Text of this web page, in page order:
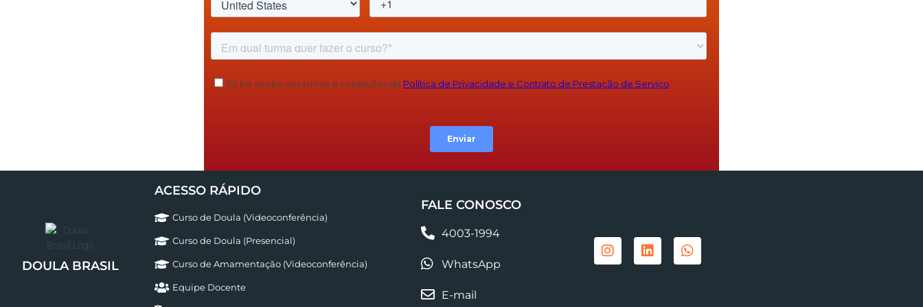
DOULA BRASIL
ACESSO RÁPIDO
Curso de Doula (Videoconferência)
Curso de Doula (Presencial)
Curso de Amamentação (Videoconferência)
Equipe Docente
FALE CONOSCO
4003-1994
WhatsApp
E-mail